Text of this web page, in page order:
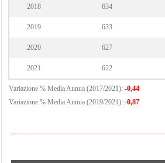
2018 634
2019 633
2020 627
2021 622
Variazione % Media Annua (2017/2021): -0,44
Variazione % Media Annua (2019/2021): -0,87